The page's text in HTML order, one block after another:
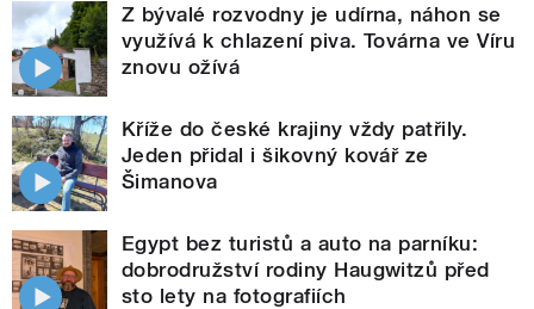
Z bývalé rozvodny je udírna, náhon se
využívá k chlazení piva. Továrna ve Víru
znovu ožívá
Kříže do české krajiny vždy patřily.
Jeden přidal i šikovný kovář ze
Šimanova
Egypt bez turistů a auto na parníku:
dobrodružství rodiny Haugwitzů před
sto lety na fotografiích